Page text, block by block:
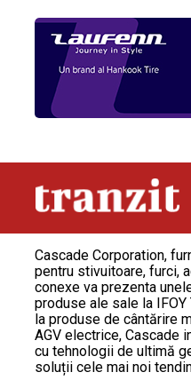
Cascade Corporation,
pentru stivuitoare, furci,
conexe va prezenta
produse ale sale la
la produse de cântărire
AGV electrice, Cascade
cu tehnologii de ultimă
soluții cele mai noi